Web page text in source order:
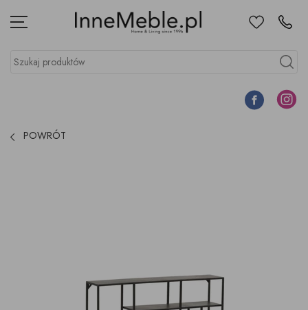
Menu UlubioneKontakt
Szukaj produktów
Szukaj
Facebook
POWRÓT